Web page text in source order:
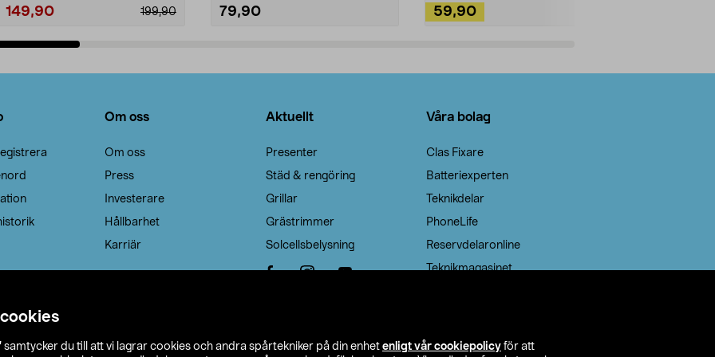
samtycker du till att vi lagrar cookies och andra spårtekniker på din enhet enligt vår cookiepolicy för att
199,90
149,90 79,90 59,90
Om oss
Om oss
Press
Investerare
Hållbarhet
Karriär
Aktuellt
Presenter
Städ & rengöring
Grillar
Grästrimmer
Solcellsbelysning
Våra bolag
Clas Fixare
Batteriexperten
Teknikdelar
PhoneLife
Reservdelaronline
Teknikmagasinet